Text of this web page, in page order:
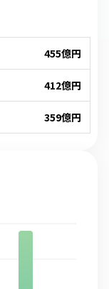
455億円
412億円
359億円